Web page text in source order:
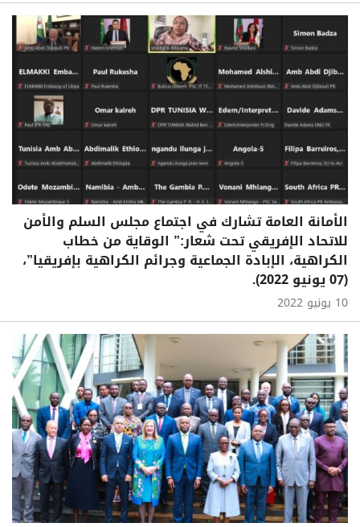
الأمانة العامة تشارك في اجتماع مجلس السلم والأمن
للاتحاد الإفريقي تحت شعار:” الوقاية من خطاب
الكراهية، الإبادة الجماعية وجرائم الكراهية بإفريقيا”،
(07 يونيو 2022).
10 يونيو 2022